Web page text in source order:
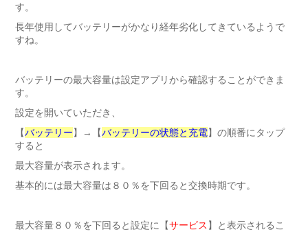
す。
長年使用してバッテリーがかなり経年劣化してきているようで
すね。
バッテリーの最大容量は設定アプリから確認することができま
す。
設定を開いていただき、
【バッテリー】→【バッテリーの状態と充電】の順番にタップ
すると
最大容量が表示されます。
基本的には最大容量は８０％を下回ると交換時期です。
最大容量８０％を下回ると設定に【サービス 】と表示されるこ